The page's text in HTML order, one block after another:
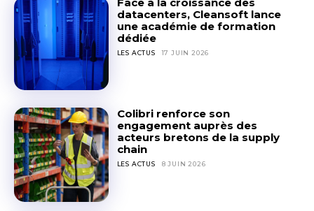
Votre nom
Votre e-mail
Objet
Votre message (facultatif)
Votre nom
Votre e-mail
Objet
Votre message (facultatif)
datacenters, Cleansoft lance
une académie de formation
dédiée
LES ACTUS 17 JUIN 2026
Colibri renforce son
engagement auprès des
acteurs bretons de la supply
chain
LES ACTUS 8 JUIN 2026